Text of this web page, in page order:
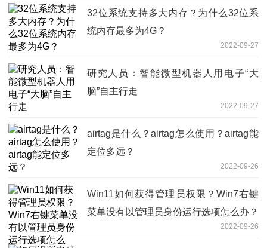
32位系统支持多大内存？为什么32位系
统内存最多为4G？
2022-09-27
研究人员：智能微型机器人用电子“大
脑”自主行走
2022-09-27
airtag是什么？airtag怎么使用？airtag能
定位多远？
2022-09-26
Win11如何获得管理员权限？Win7右键
菜单没有以管理员身份运行选项怎么办？
2022-09-26